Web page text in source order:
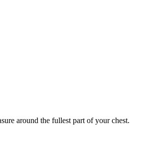
around the fullest part of your chest.